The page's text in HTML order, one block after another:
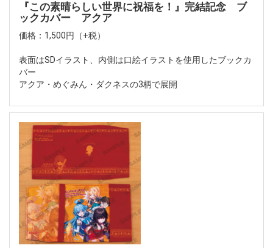
『この素晴らしい世界に祝福を！』完結記念 ブ
ックカバー アクア
価格：1,500円（+税）
表面はSDイラスト、内側は口絵イラストを使用したブックカ
バー
アクア・めぐみん・ダクネスの3柄で展開